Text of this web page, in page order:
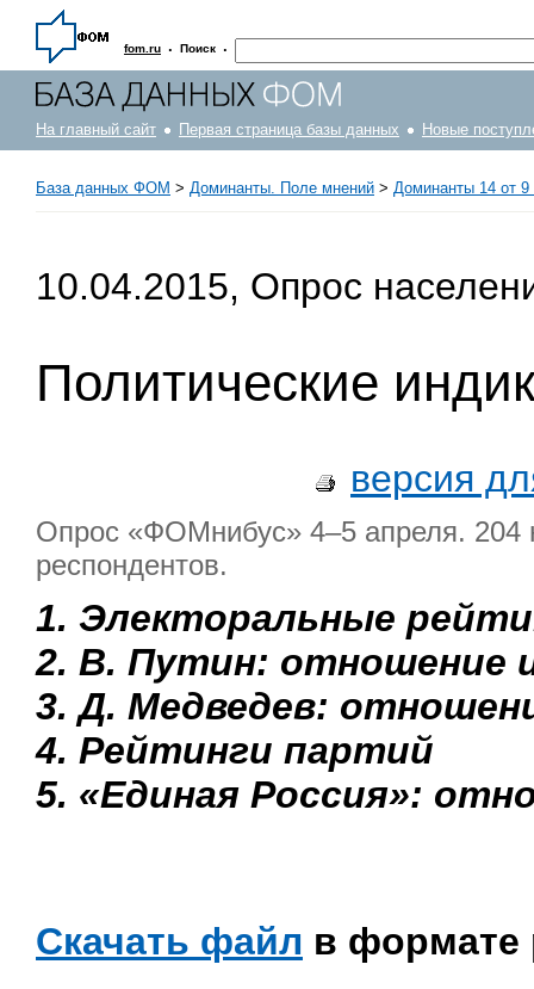
fom.ru · Поиск ·
На главный сайт Первая страница базы данных Новые
База данных ФОМ > Доминанты. Поле мнений > Доминанты 14 от 9
10.04.2015, Опрос
Политические
версия
Опрос «ФОМнибус» 4–5 апреля. 204
респондентов.
1. Электоральные
2. В. Путин: отношение
3. Д. Медведев:
4. Рейтинги партий
5. «Единая Россия»:
Скачать файл в формате